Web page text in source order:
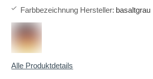
Farbbezeichnung Hersteller: basaltgrau
Alle Produktdetails